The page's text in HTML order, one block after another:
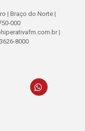
| Braço do Norte |
000
|
8000